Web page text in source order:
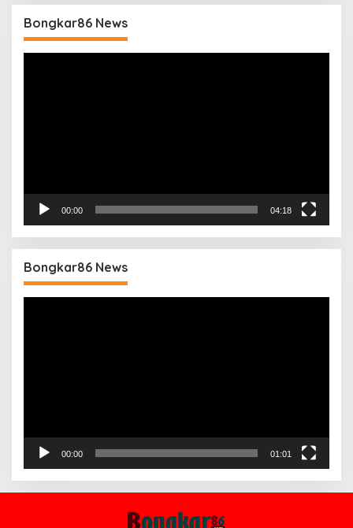
Bongkar86 News
00:00 04:18
Bongkar86 News
00:00 01:01